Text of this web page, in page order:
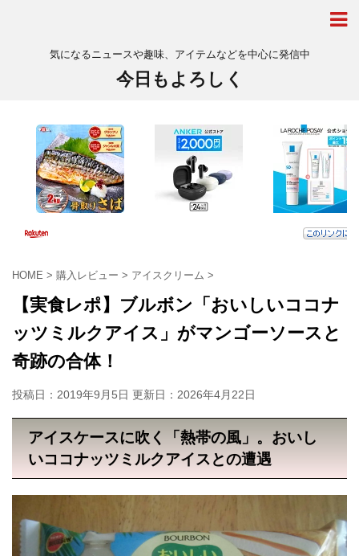
気になるニュースや趣味、アイテムなどを中心に発信中
今日もよろしく
HOME > 購入レビュー > アイスクリーム >
【実食レポ】ブルボン「おいしいココナ
ッツミルクアイス」がマンゴーソースと
奇跡の合体！
投稿日：2019年9月5日 更新日： 2026年4月22日
アイスケースに吹く「熱帯の風」。おいし
いココナッツミルクアイスとの遭遇